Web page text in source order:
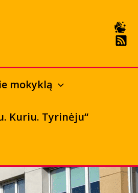
mokyklą
Kuriu. Tyrinėju“